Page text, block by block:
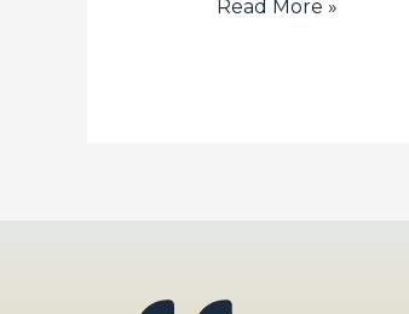
Read More »